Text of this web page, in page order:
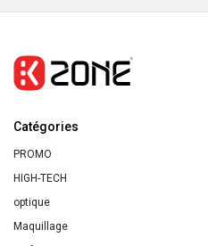
bébé
70
Catégories
PROMO
HIGH-TECH
optique
Maquillage